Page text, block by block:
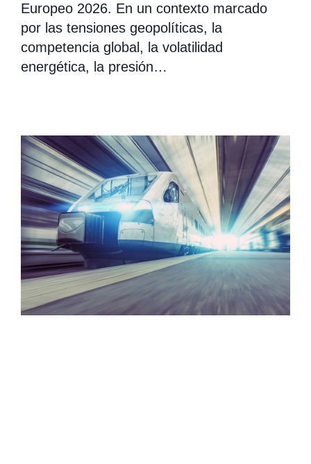
Europeo 2026. En un contexto marcado
por las tensiones geopolíticas, la
competencia global, la volatilidad
energética, la presión…